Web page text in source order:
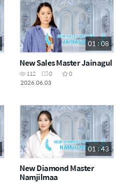
01 : 08
New Sales Master Jainagul
112 0
0
2026.06.03
01 : 43
New Diamond Master
Namjilmaa